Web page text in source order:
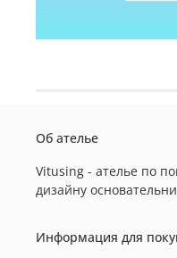
Об ателье
Vitusing - ателье по
дизайну
Информация для